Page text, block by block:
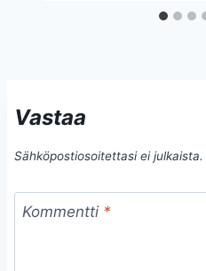
Vastaa
Sähköpostiosoitettasi ei julkaista.
Kommentti *